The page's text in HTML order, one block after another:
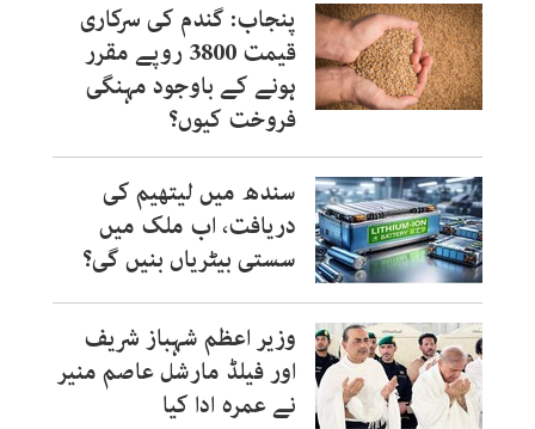
پنجاب: گندم کی سرکاری
قیمت 3800 روپے مقرر
ہونے کے باوجود مہنگی
فروخت کیوں؟
سندھ میں لیتھیم کی
دریافت، اب ملک میں
سستی بیٹریاں بنیں گی؟
وزیر اعظم شہباز شریف
اور فیلڈ مارشل عاصم منیر
نے عمرہ ادا کیا